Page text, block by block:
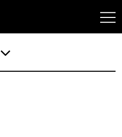
Kulturhaus Lüdenscheid